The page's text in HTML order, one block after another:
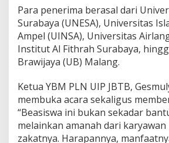
a
t
B
e
a
s
s
w
a
G
E
Para penerima berasal dari
Surabaya (UNESA), Universitas
Ampel (UINSA), Universitas
Institut Al Fithrah Surabaya,
Brawijaya (UB) Malang.
Ketua YBM PLN UIP JBTB,
membuka acara sekaligus
“Beasiswa ini bukan sekadar
melainkan amanah dari karyawan
zakatnya. Harapannya,